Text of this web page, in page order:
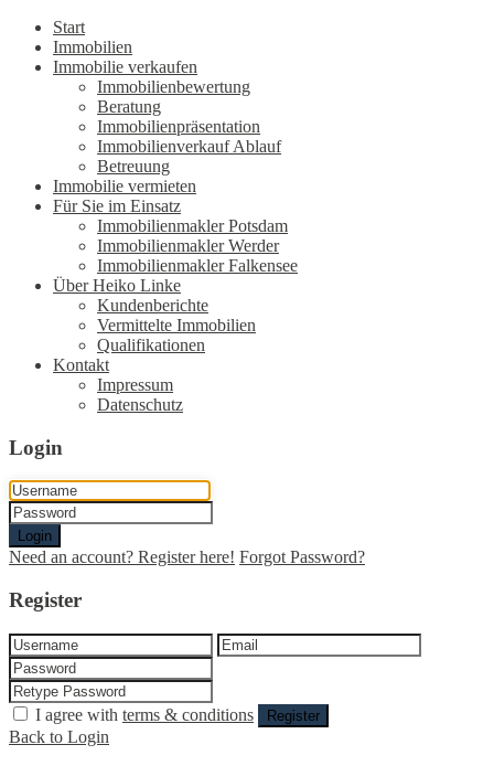
Start
Immobilien
Immobilie verkaufen
Immobilienbewertung
Beratung
Immobilienpräsentation
Immobilienverkauf Ablauf
Betreuung
Immobilie vermieten
Für Sie im Einsatz
Immobilienmakler Potsdam
Immobilienmakler Werder
Immobilienmakler Falkensee
Über Heiko Linke
Kundenberichte
Vermittelte Immobilien
Qualifikationen
Kontakt
Impressum
Datenschutz
Login
Login
Need an account? Register here! Forgot Password?
Register
I agree with terms & conditions Register
Back to Login